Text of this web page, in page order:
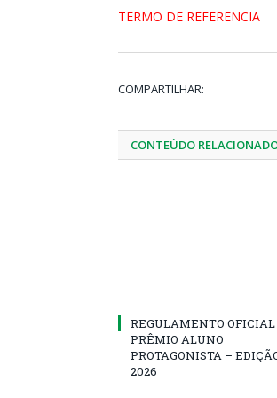
TERMO DE REFERENCIA
COMPARTILHAR:
CONTEÚDO
REGULAMENTO OFICIAL
PRÊMIO ALUNO
PROTAGONISTA –
2026